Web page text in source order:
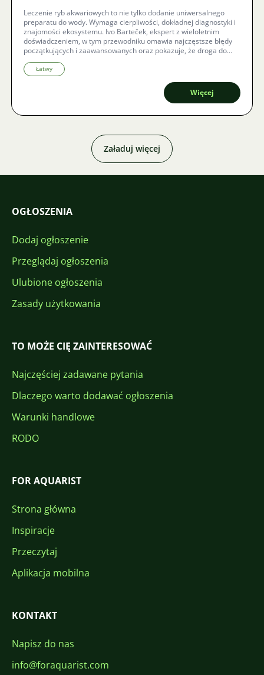
Leczenie ryb akwariowych to nie tylko dodanie uniwersalnego
preparatu do wody. Wymaga cierpliwości, dokładnej diagnostyki i
znajomości ekosystemu. Ivo Barteček, ekspert z wieloletnim
doświadczeniem, w tym przewodniku omawia najczęstsze błędy
początkujących i zaawansowanych oraz pokazuje, że droga do
zdrowego akwarium prowadzi przez prewencję i właściwe
zrozumienie procesów biologicznych.
Łatwy
Więcej
Załaduj więcej
OGŁOSZENIA
Dodaj ogłoszenie
Przeglądaj ogłoszenia
Ulubione ogłoszenia
Zasady użytkowania
TO MOŻE CIĘ ZAINTERESOWAĆ
Najczęściej zadawane pytania
Dlaczego warto dodawać ogłoszenia
Warunki handlowe
RODO
FOR AQUARIST
Strona główna
Inspiracje
Przeczytaj
Aplikacja mobilna
KONTAKT
Napisz do nas
info@foraquarist.com